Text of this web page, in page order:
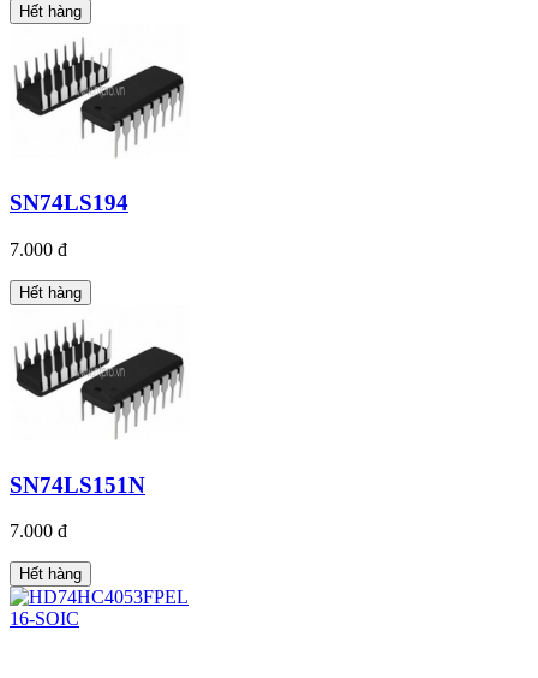
Hết hàng
SN74LS194
7.000 đ
Hết hàng
SN74LS151N
7.000 đ
Hết hàng